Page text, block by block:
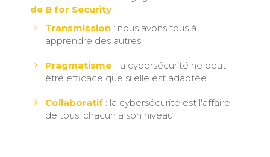
de B for Security :
Transmission : nous avons tous à
apprendre des autres
Pragmatisme : la cybersécurité ne peut
être efficace que si elle est adaptée
Collaboratif : la cybersécurité est l'affaire
de tous, chacun à son niveau